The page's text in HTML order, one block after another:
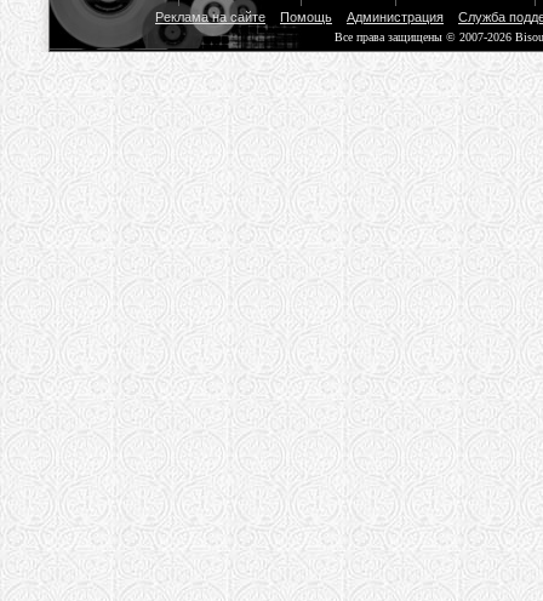
Реклама на сайте
Помощь Администрация Служба
Все права защищены © 2007-2026